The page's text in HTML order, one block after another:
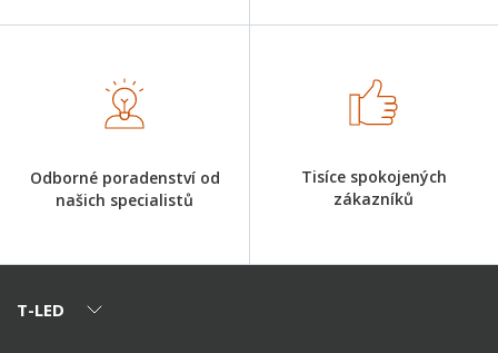
Odborné poradenství od
našich specialistů
Tisíce spokojených
zákazníků
T-LED